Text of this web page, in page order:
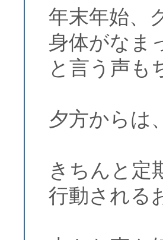
年末年始、
身体がなま
と言う声も
夕方からは
きちんと定
行動される